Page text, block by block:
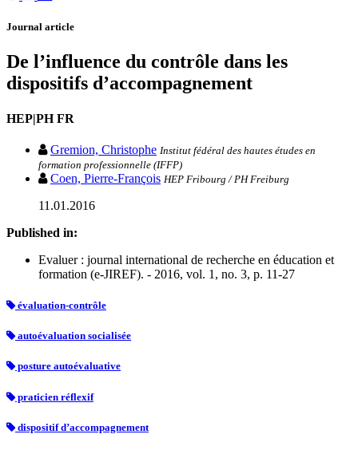
Journal article
De l’influence du contrôle dans les
dispositifs d’accompagnement
HEP|PH FR
Gremion, Christophe Institut fédéral des hautes études en
formation professionnelle (IFFP)
Coen, Pierre-François HEP Fribourg / PH Freiburg
11.01.2016
Published in:
Evaluer : journal international de recherche en éducation et
formation (e-JIREF). - 2016, vol. 1, no. 3, p. 11-27
évaluation-contrôle
autoévaluation socialisée
posture autoévaluative
praticien réflexif
dispositif d’accompagnement